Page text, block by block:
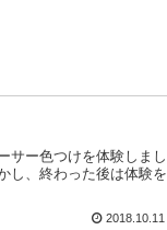
サー色つけを体験しまし
し、終わった後は体験を
2018.10.11